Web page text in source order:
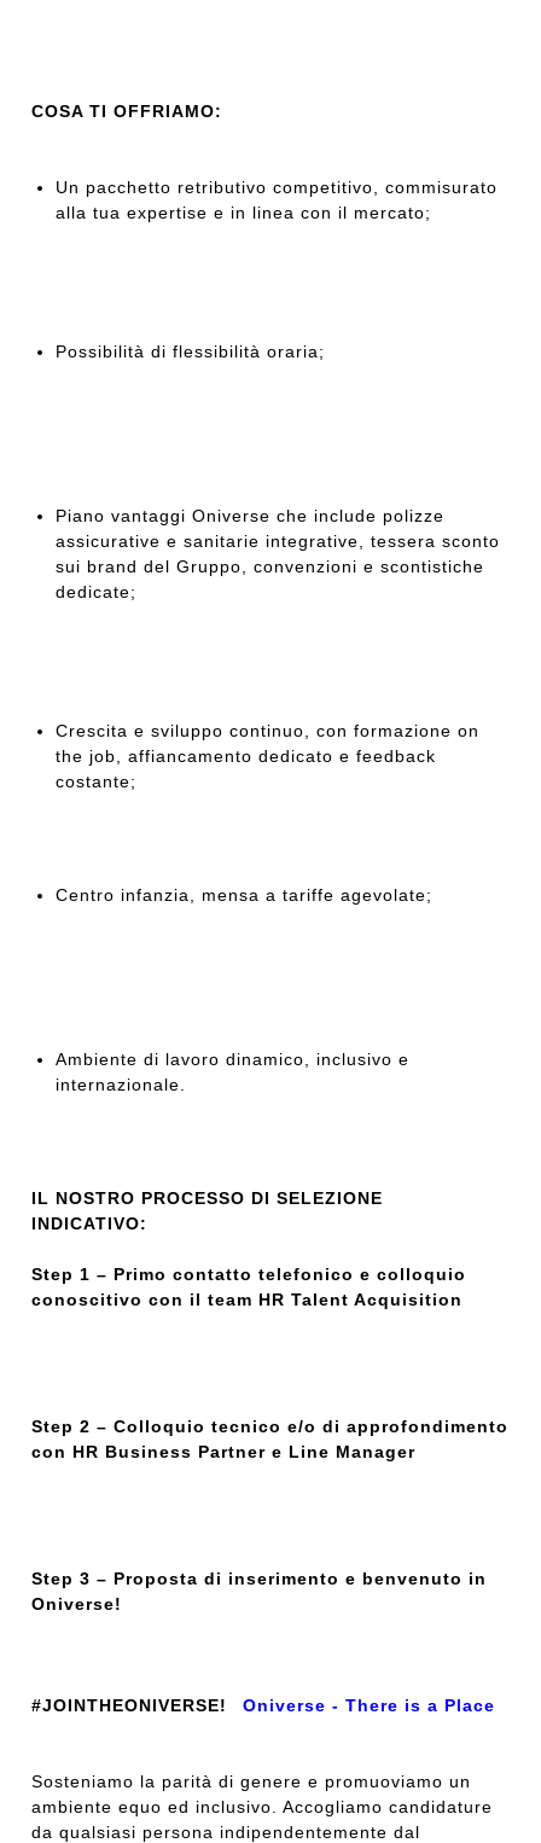
COSA TI OFFRIAMO:
Un pacchetto retributivo competitivo, commisurato
alla tua expertise e in linea con il mercato;
Possibilità di flessibilità oraria;
Piano vantaggi Oniverse che include polizze
assicurative e sanitarie integrative, tessera sconto
sui brand del Gruppo, convenzioni e scontistiche
dedicate;
Crescita e sviluppo continuo, con formazione on
the job, affiancamento dedicato e feedback
costante;
Centro infanzia, mensa a tariffe agevolate;
Ambiente di lavoro dinamico, inclusivo e
internazionale.
IL NOSTRO PROCESSO DI SELEZIONE
INDICATIVO:
Step 1 – Primo contatto telefonico e colloquio
conoscitivo con il team HR Talent Acquisition
Step 2 – Colloquio tecnico e/o di approfondimento
con HR Business Partner e Line Manager
Step 3 – Proposta di inserimento e benvenuto in
Oniverse!
#JOINTHEONIVERSE!Oniverse - There is a Place
Sosteniamo la parità di genere e promuoviamo un
ambiente equo ed inclusivo. Accogliamo candidature
da qualsiasi persona indipendentemente dal